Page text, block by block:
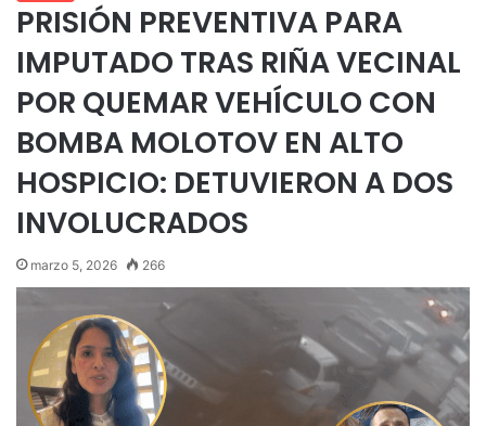
PRISIÓN PREVENTIVA PARA
IMPUTADO TRAS RIÑA VECINAL
POR QUEMAR VEHÍCULO CON
BOMBA MOLOTOV EN ALTO
HOSPICIO: DETUVIERON A DOS
INVOLUCRADOS
marzo 5, 2026 266